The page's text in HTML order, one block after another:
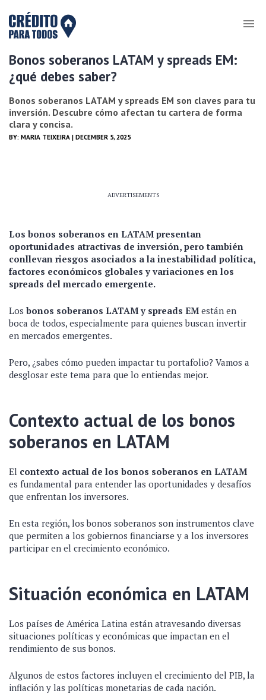
Bonos soberanos LATAM y spreads EM:
¿qué debes saber?
Bonos soberanos LATAM y spreads EM son claves para tu
inversión. Descubre cómo afectan tu cartera de forma
clara y concisa.
BY: MARIA TEIXEIRA | DECEMBER 5, 2025
ADVERTISEMENTS
Los bonos soberanos en LATAM presentan
oportunidades atractivas de inversión, pero también
conllevan riesgos asociados a la inestabilidad política,
factores económicos globales y variaciones en los
spreads del mercado emergente.
Los bonos soberanos LATAM y spreads EM están en
boca de todos, especialmente para quienes buscan invertir
en mercados emergentes.
Pero, ¿sabes cómo pueden impactar tu portafolio? Vamos a
desglosar este tema para que lo entiendas mejor.
Contexto actual de los bonos
soberanos en LATAM
El contexto actual de los bonos soberanos en LATAM
es fundamental para entender las oportunidades y desafíos
que enfrentan los inversores.
En esta región, los bonos soberanos son instrumentos clave
que permiten a los gobiernos financiarse y a los inversores
participar en el crecimiento económico.
Situación económica en LATAM
Los países de América Latina están atravesando diversas
situaciones políticas y económicas que impactan en el
rendimiento de sus bonos.
Algunos de estos factores incluyen el crecimiento del PIB, la
inflación y las políticas monetarias de cada nación.